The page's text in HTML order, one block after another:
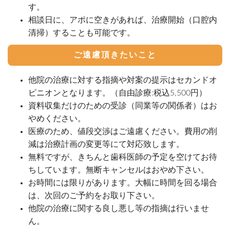
す。
相談日に、アポに空きがあれば、治療開始（口腔内
清掃）することも可能です。
ご遠慮頂きたいこと
他院の治療に対する指摘や対案の提示はセカンドオ
ピニオンとなります。（自由診療:税込5,500円）
資料収集だけのための受診（同業等の関係者）はお
やめください。
医療のため、値段交渉はご遠慮ください。費用の削
減は治療計画の変更等にて対応致します。
無料ですが、きちんと歯科医師の予定を空けてお待
ちしています。無断キャンセルはおやめ下さい。
お時間には限りがあります。大幅に時間を回る場合
は、次回のご予約をお取り下さい。
他院の治療に関する良し悪し等の指摘は行いませ
ん。